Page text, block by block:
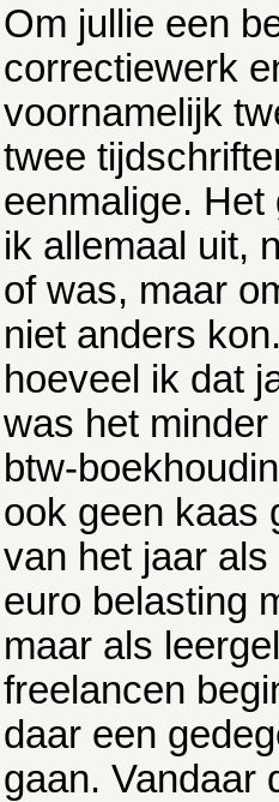
Om jullie een
correctiewerk
voornamelijk
twee
eenmalige.
ik allemaal uit,
of was, maar
niet anders
hoeveel ik dat
was het
btw-
ook geen kaas
van het jaar
euro belasting
maar als
freelancen
daar een
gaan. Vandaar